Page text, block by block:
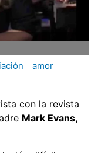
amor
con la revista
Mark Evans,